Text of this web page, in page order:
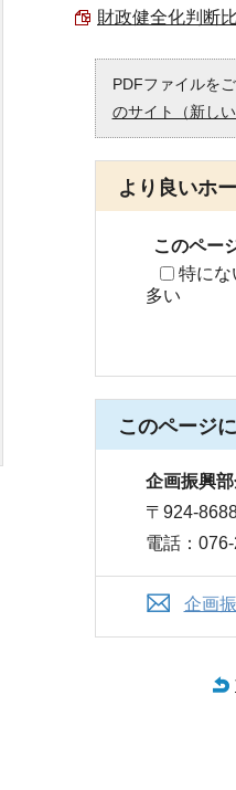
財政健全化判断
PDFファイルを
のサイト（新しい
より良いホ
このペー
特にな
多い
このページ
企画振興
〒924-
電話：
企画